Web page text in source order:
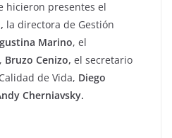
hicieron presentes el
la directora de Gestión
Marino, el
Bruzo Cenizo, el secretario
de Vida, Diego
Cherniavsky.